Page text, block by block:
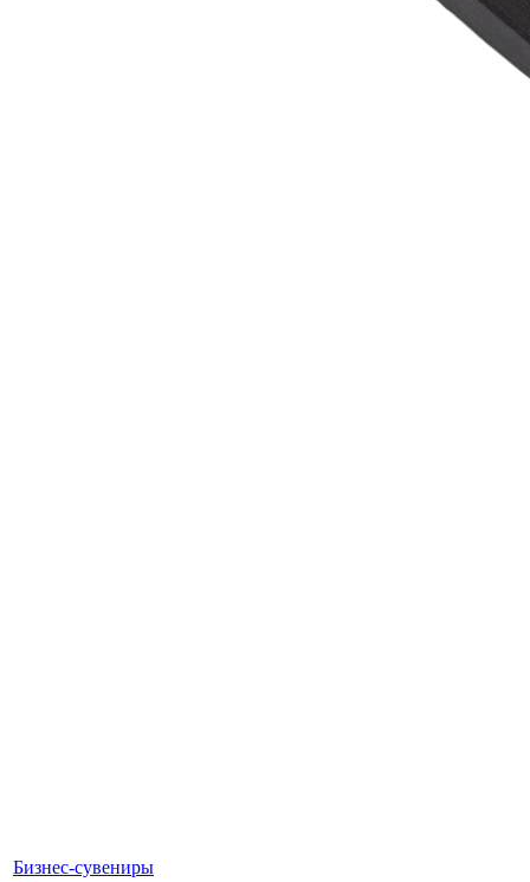
Бизнес-сувениры